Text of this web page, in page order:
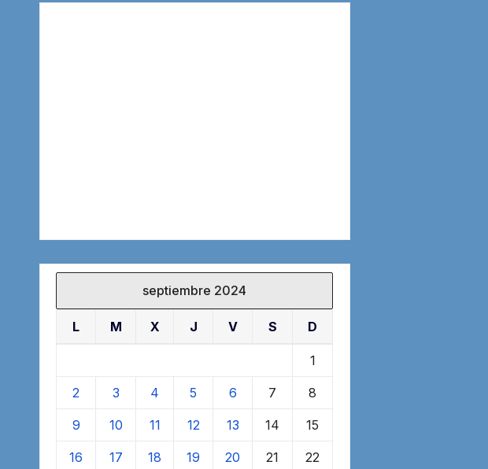
septiembre 2024
L M X J V S D
1
2 3 4 5 6 7 8
9 10 11 12 13 14 15
16 17 18 19 20 21 22